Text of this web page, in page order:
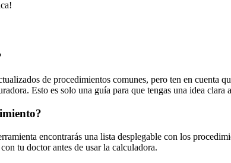
de procedimientos comunes, pero ten en cuenta
Esto es solo una guía para que tengas una idea clara
encontrarás una lista desplegable con los
tu doctor antes de usar la calculadora.